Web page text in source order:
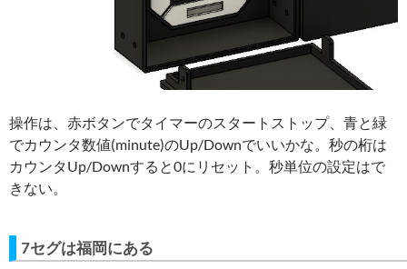
操作は、赤ボタンでタイマーのスタートストップ、青と緑
でカウンタ数値(minute)のUp/Downでいいかな。秒の桁は
カウンタUp/Downすると0にリセット。秒単位の設定はで
きない。
7セグは福岡にある